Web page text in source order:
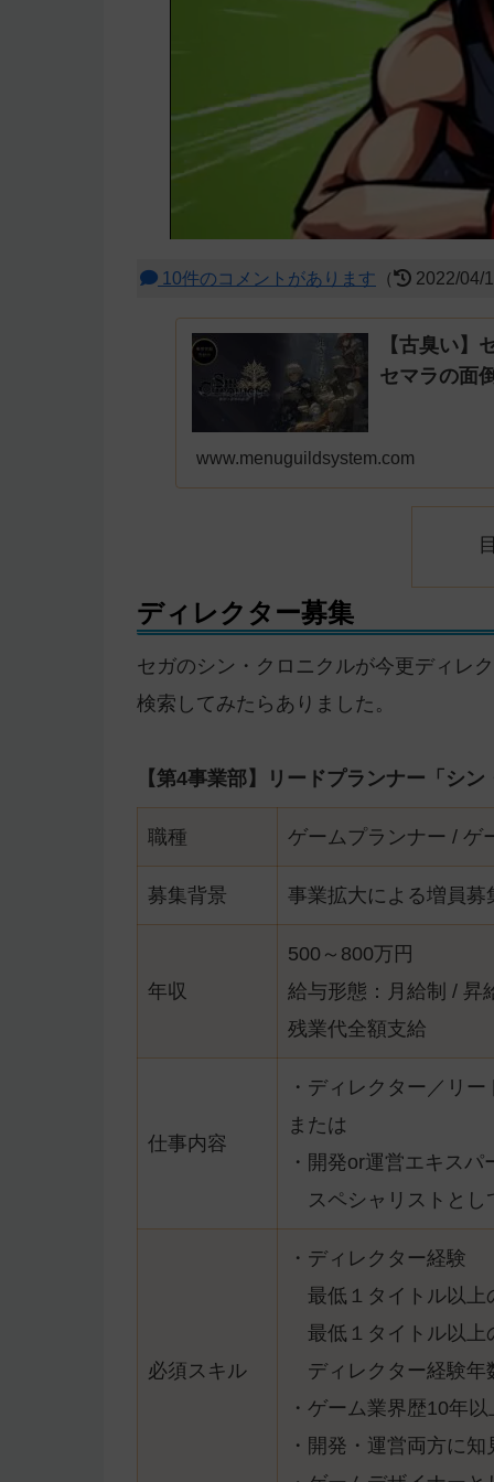
10件のコメントがあります （ 2022/04/
【古臭い】
セマラの面
www.menuguildsystem.com
ディレクター募集
セガのシン・クロニクルが今更ディレ
検索してみたらありました。
【第4事業部】リードプランナー「シ
職種 ゲームプランナー / ゲ
募集背景 事業拡大による増員募
年収
500～800万円
給与形態：月給制 / 昇
残業代全額支給
仕事内容
・ディレクター／リ
または
・開発or運営エキスパ
スペシャリストとし
必須スキル
・ディレクター経験
最低１タイトル以上
最低１タイトル以上
ディレクター経験年
・ゲーム業界歴10年以
・開発・運営両方に